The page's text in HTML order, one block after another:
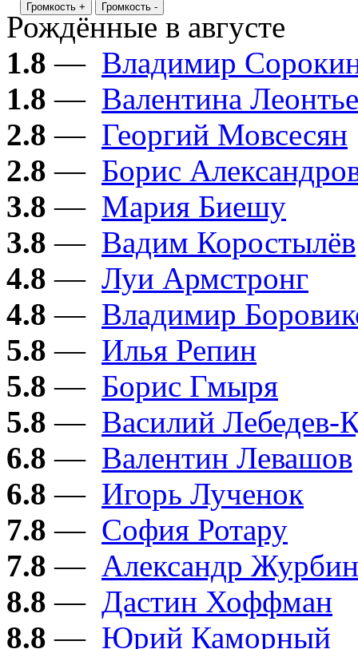
Громкость +
Громкость -
Рождённые в августе
1.8 — Владимир
1.8 — Валентина
2.8 — Георгий Мовсесян
2.8 — Борис
3.8 — Мария Биешу
3.8 — Вадим Коростылёв
4.8 — Луи Армстронг
4.8 — Владимир
5.8 — Илья Репин
5.8 — Борис Гмыря
5.8 — Василий Лебедев-
6.8 — Валентин Левашов
6.8 — Игорь Лученок
7.8 — София Ротару
7.8 — Александр Журбин
8.8 — Дастин Хоффман
8.8 — Юрий Каморный